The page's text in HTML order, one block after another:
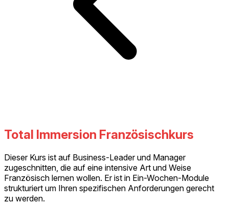
Total Immersion Französischkurs
Dieser Kurs ist auf Business-Leader und Manager
zugeschnitten, die auf eine intensive Art und Weise
Französisch lernen wollen. Er ist in Ein-Wochen-Module
strukturiert um Ihren spezifischen Anforderungen gerecht
zu werden.